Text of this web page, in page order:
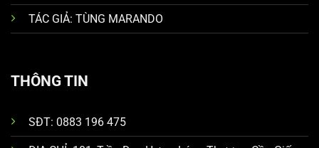
TÁC GIẢ: TÙNG MARANDO
THÔNG TIN
SĐT: 0883 196 475